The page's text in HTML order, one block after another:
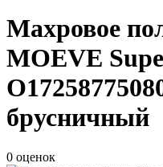
Махровое
MOEVE
брусничный
0 оценок